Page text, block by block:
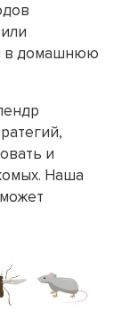
в домашнюю
и
Наша